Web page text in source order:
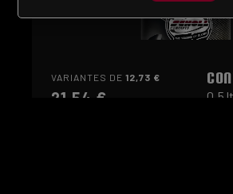
VARIANTES DE 12,73 €
21,54 €
0.5